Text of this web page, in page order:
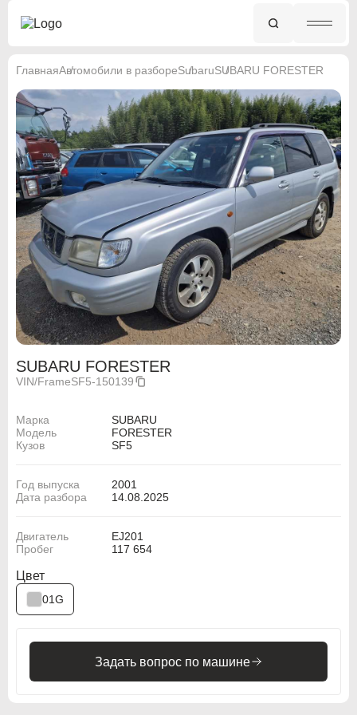
ГлавнаяАвтомобили в разбореSubaruSUBARU FORESTER
SUBARU FORESTER
VIN/FrameSF5-150139
Марка
SUBARU
Модель
FORESTER
Кузов
SF5
Год выпуска
2001
Дата разбора
14.08.2025
Двигатель
EJ201
Пробег
117 654
Цвет
01G
Задать вопрос по машине
Audi
Audi